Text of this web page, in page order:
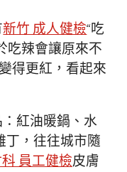
新竹 成人健檢“吃
吃辣會讓原來不
得更紅，看起來
紅油暖鍋、水
丁，往往城市隨
員工健檢皮膚